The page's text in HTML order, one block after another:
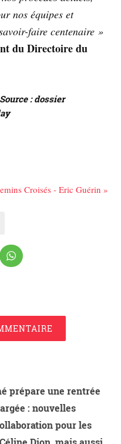
nos équipes et
faire centenaire »
du Directoire du
: dossier
Croisés - Eric Guérin »
prépare une rentrée
: nouvelles
pour les